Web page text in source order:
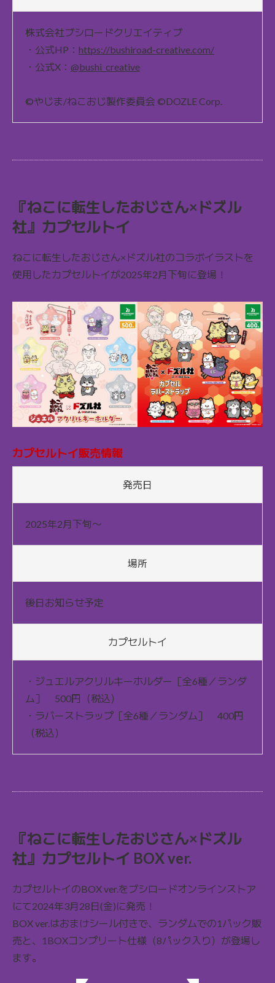
株式会社ブシロードクリエイティブ
・公式HP： https://bushiroad-creative.com/
・公式X： @bushi_creative
©やじま/ねこおじ製作委員会 ©DOZLE Corp.
『ねこに転生したおじさん×ドズル
社』カプセルトイ
ねこに転生したおじさん×ドズル社のコラボイラストを
使用したカプセルトイが2025年2月下旬に登場！
カプセルトイ販売情報
発売日
2025年2月下旬〜
場所
後日お知らせ予定
カプセルトイ
・ジュエルアクリルキーホルダー［全6種／ランダ
ム］ 500円（税込）
・ラバーストラップ［全6種／ランダム］ 400円
（税込）
『ねこに転生したおじさん×ドズル
社』カプセルトイ BOX ver.
カプセルトイのBOX ver.をブシロードオンラインストア
にて2024年3月28日(金)に発売！
BOX ver.はおまけシール付きで、ランダムでの1パック販
売と、1BOXコンプリート仕様（8パック入り）が登場し
ます。